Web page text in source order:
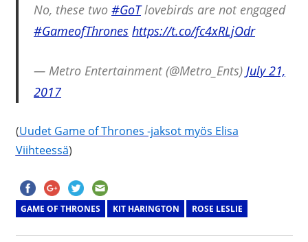
No, these two #GoTlovebirds are not engaged
#GameofThrones https://t.co/fc4xRLjOdr
— Metro Entertainment (@Metro_Ents) July 21,
2017
(Uudet Game of Thrones -jaksot myös Elisa
Viihteessä)
GAME OF THRONES KIT HARINGTON ROSE LESLIE